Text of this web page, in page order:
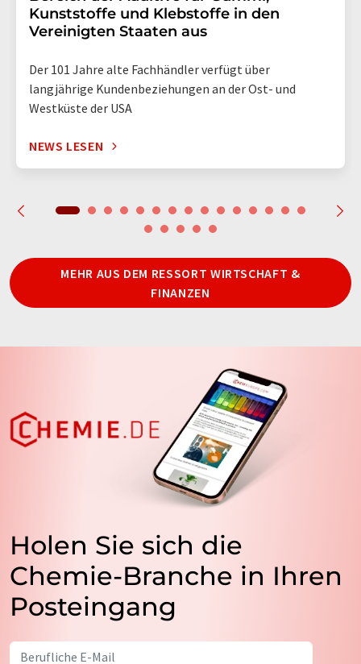
Kunststoffe und Klebstoffe in den
Vereinigten Staaten aus
Der 101 Jahre alte Fachhändler verfügt über
langjährige Kundenbeziehungen an der Ost- und
Westküste der USA
NEWS LESEN
MEHR AUS DEM RESSORT WIRTSCHAFT &
FINANZEN
Holen Sie sich die
Chemie-Branche in Ihren
Posteingang